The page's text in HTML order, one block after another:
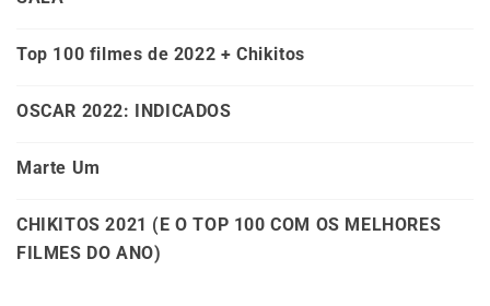
Top 100 filmes de 2022 + Chikitos
OSCAR 2022: INDICADOS
Marte Um
CHIKITOS 2021 (E O TOP 100 COM OS MELHORES
FILMES DO ANO)